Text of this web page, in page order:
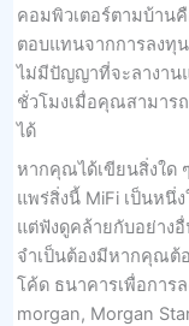
คอมพิวเตอร์ตามบ้าน
ตอบแทนจากการลงทุ
ไม่มีปัญญาที่จะลางาน
ชั่วโมงเมื่อคุณสามาร
ได้
หากคุณได้เขียนสิ่งใด
แพร่สิ่งนี้ MiFi เป็นหนึ่
แต่ฟังดูคล้ายกับอย่าง
จำเป็นต้องมีหากคุณต้
โค้ด ธนาคารเพื่อการ
morgan, Morgan